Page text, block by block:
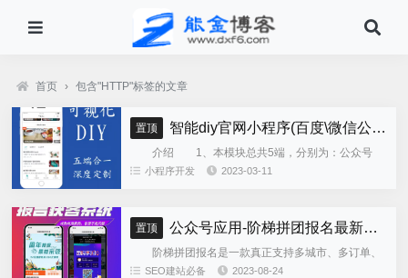
首页 › 包含"HTTP"标签的文章
置顶 智能diy官网小程序(百度\微信公众号\微信小程序\支付宝\抖音小程序)独立版
介绍 1、本模块总共5端，分别为：公众号
h5、微信小程序、百度小程序、支付宝小程序、......
小程序开发 2023-03-11
置顶 公众号应用-阶梯拼团报名最新版本源码程序
阶梯拼团报名是一款真正支持多城市、多订单、
全供应链商业模式，订单统计、核销、一键导出等强
SEO建站必备 2023-08-24